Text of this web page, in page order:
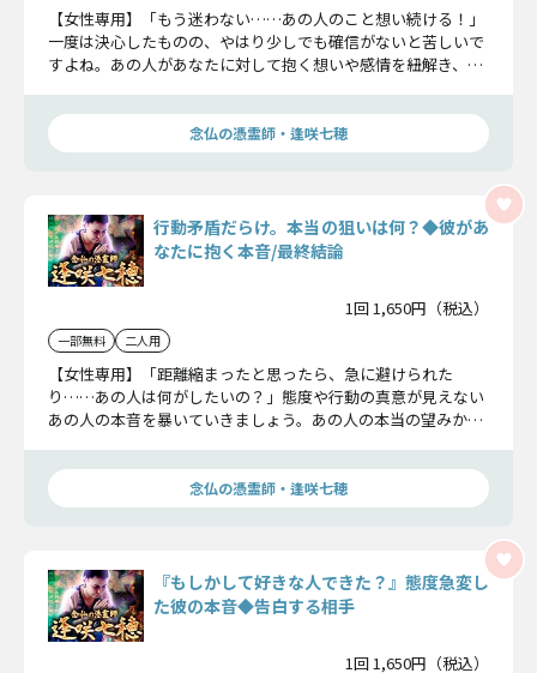
【女性専用】「もう迷わない……あの人のこと想い続ける！」
一度は決心したものの、やはり少しでも確信がないと苦しいで
すよね。あの人があなたに対して抱く想いや感情を紐解き、こ
念仏の憑霊師・逢咲七穂
行動矛盾だらけ。本当の狙いは何？◆彼があ
なたに抱く本音/最終結論
1回 1,650円（税込）
一部無料 二人用
【女性専用】「距離縮まったと思ったら、急に避けられた
り……あの人は何がしたいの？」態度や行動の真意が見えない
あの人の本音を暴いていきましょう。あの人の本当の望みから
念仏の憑霊師・逢咲七穂
『もしかして好きな人できた？』態度急変し
た彼の本音◆告白する相手
1回 1,650円（税込）